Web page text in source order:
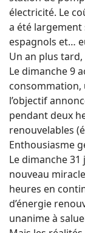
électricité. Le
a été
espagnols et…
Un an plus
Le dimanche 9
l’objectif
pendant deux
renouvelables
Enthousiasme
Le dimanche
nouveau
heures en
d’énergie
unanime à